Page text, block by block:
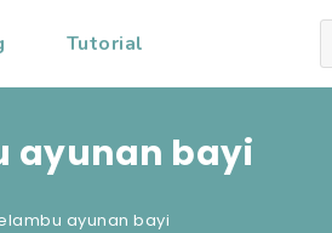
Tutorial
ayunan bayi
ayunan bayi